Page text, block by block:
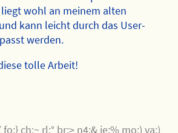
liegt wohl an meinem alten
kann leicht durch das User-
werden.
tolle Arbeit!
ch:~ rl:° br:> n4:& ie:% mo:) va:)